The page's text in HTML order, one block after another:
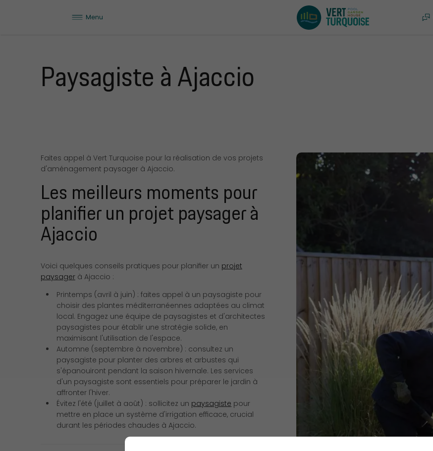
Menu
Paysagiste à Ajaccio
Faites appel à Vert Turquoise pour la réalisation de vos projets
d'aménagement paysager à Ajaccio.
Les meilleurs moments pour
planifier un projet paysager à
Ajaccio
Voici quelques conseils pratiques pour planifier un projet
paysagerà Ajaccio :
Printemps (avril à juin) : faites appel à un paysagiste pour
choisir des plantes méditerranéennes adaptées au climat
local. Engagez une équipe de paysagistes et d'architectes
paysagistes pour établir une stratégie solide, en
maximisant l'utilisation de l'espace.
Automne (septembre à novembre) : consultez un
paysagiste pour planter des arbres et arbustes qui
s'épanouiront pendant la saison hivernale. Les services
d'un paysagiste sont essentiels pour préparer le jardin à
affronter l'hiver.
Évitez l'été (juillet à août) : sollicitez un paysagiste pour
mettre en place un système d'irrigation efficace, crucial
durant les périodes chaudes à Ajaccio.